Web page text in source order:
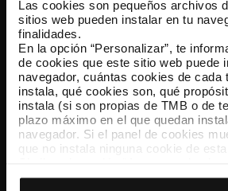
Las cookies son pequeños archivos
sitios web pueden instalar en tu
finalidades.
En la opción “Personalizar”, te
de cookies que este sitio web puede
navegador, cuántas cookies de cada
instala, qué cookies son, qué
instala (si son propias de TMB o de
plazo máximo en el que quedan
navegador. Si el panel de cookies
que no instala ninguna cookie de esta
que todas estas cookies se instalen
TMB App
Descárgate TMB App y compra tus
App Store Google Play